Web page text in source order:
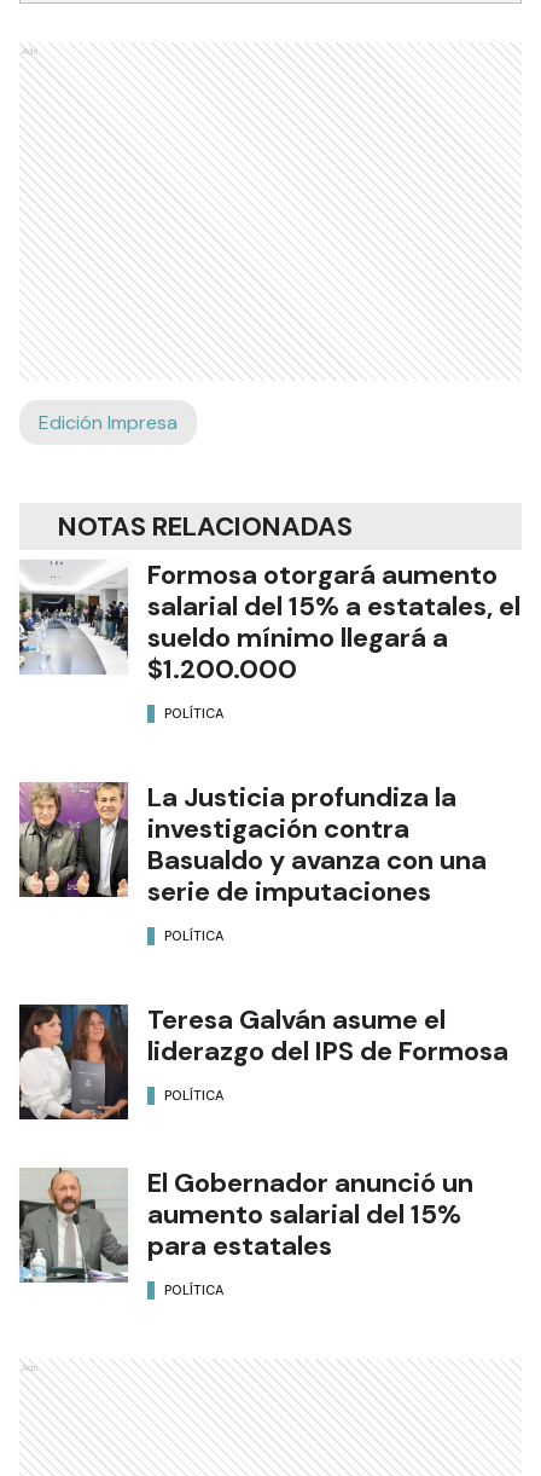
Ads
Edición Impresa
NOTAS RELACIONADAS
Formosa otorgará aumento
salarial del 15% a estatales, el
sueldo mínimo llegará a
$1.200.000
POLÍTICA
La Justicia profundiza la
investigación contra
Basualdo y avanza con una
serie de imputaciones
POLÍTICA
Teresa Galván asume el
liderazgo del IPS de Formosa
POLÍTICA
El Gobernador anunció un
aumento salarial del 15%
para estatales
POLÍTICA
Ads